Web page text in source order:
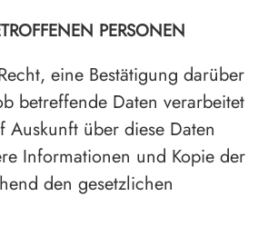
PERSONEN
eine Bestätigung darüber
betreffende Daten verarbeitet
Auskunft über diese Daten
Informationen und Kopie der
den gesetzlichen